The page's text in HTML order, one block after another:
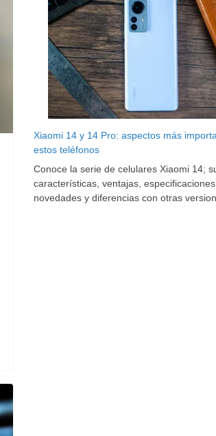
Xiaomi 14 y 14 Pro: aspectos más
estos teléfonos
Conoce la serie de celulares Xiaomi 14;
características, ventajas, especificaciones
novedades y diferencias con otras